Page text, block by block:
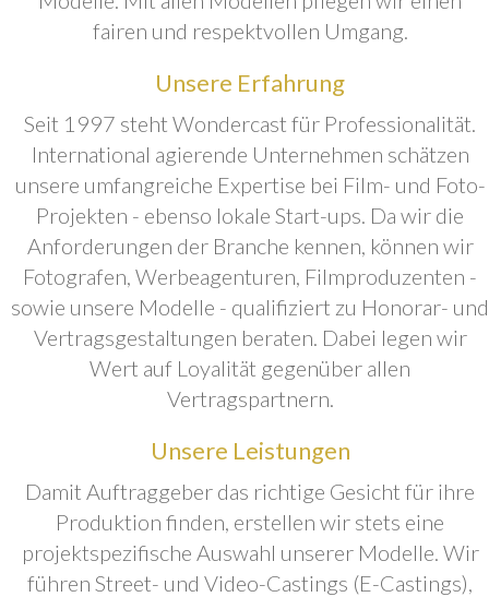
fairen und respektvollen Umgang.
Unsere Erfahrung
Seit 1997 steht Wondercast für Professionalität.
International agierende Unternehmen schätzen
unsere umfangreiche Expertise bei Film- und Foto-
Projekten - ebenso lokale Start-ups. Da wir die
Anforderungen der Branche kennen, können wir
Fotografen, Werbeagenturen, Filmproduzenten -
sowie unsere Modelle - qualifiziert zu Honorar- und
Vertragsgestaltungen beraten. Dabei legen wir
Wert auf Loyalität gegenüber allen
Vertragspartnern.
Unsere Leistungen
Damit Auftraggeber das richtige Gesicht für ihre
Produktion finden, erstellen wir stets eine
projektspezifische Auswahl unserer Modelle. Wir
führen Street- und Video-Castings (E-Castings),